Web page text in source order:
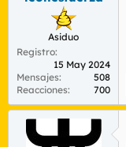
Asiduo
Registro
15 May 2024
Mensajes
508
Reacciones
700